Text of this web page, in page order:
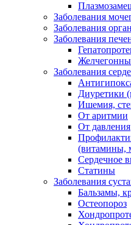
Заболевания
Заболевания
Заболевания
Заболевания
Диуретики
Ишемия,
От аритмии
От давления
(витамины,
Сердечное
Статины
Заболевания
Бальзамы,
Остеопороз